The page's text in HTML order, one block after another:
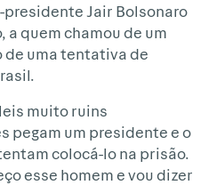
Jair Bolsonaro
a quem chamou de um
de uma tentativa de
muito ruins
pegam um presidente e o
colocá-lo na prisão.
esse homem e vou dizer